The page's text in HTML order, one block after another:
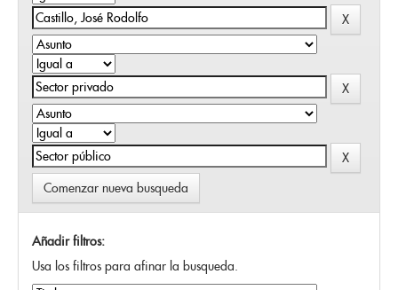
Comenzar nueva busqueda
Añadir filtros:
Usa los filtros para afinar la busqueda.